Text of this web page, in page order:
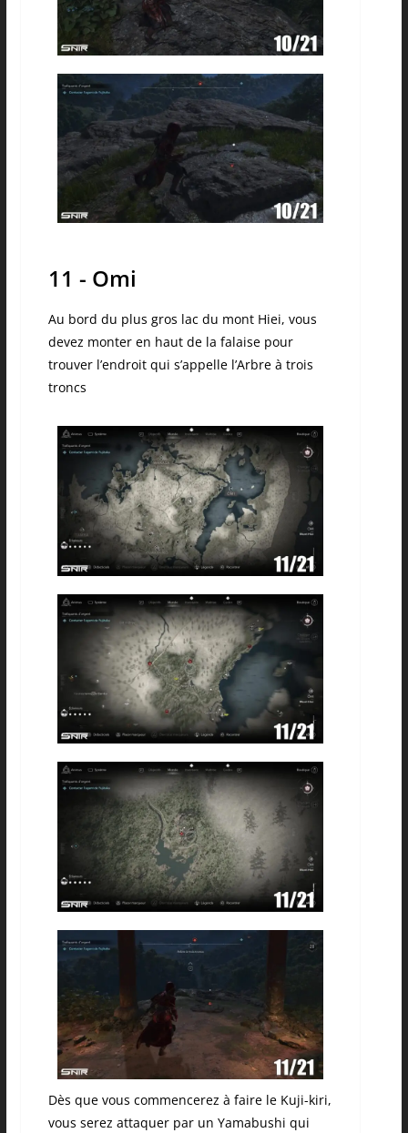
11 - Omi
Au bord du plus gros lac du mont Hiei, vous
devez monter en haut de la falaise pour
trouver l’endroit qui s’appelle l’Arbre à trois
troncs
Dès que vous commencerez à faire le Kuji-kiri,
vous serez attaquer par un Yamabushi qui